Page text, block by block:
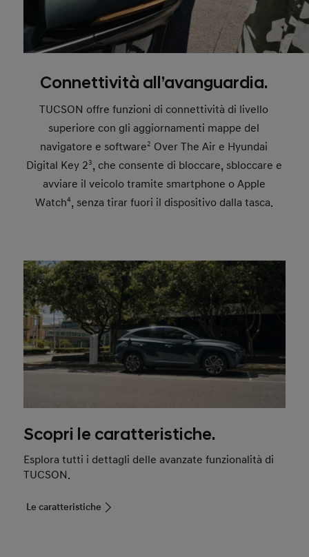
Connettività all’avanguardia.
TUCSON offre funzioni di connettività di livello
superiore con gli aggiornamenti mappe del
navigatore e software2 Over The Air e Hyundai
Digital Key 23, che consente di bloccare, sbloccare e
avviare il veicolo tramite smartphone o Apple
Watch4, senza tirar fuori il dispositivo dalla tasca.
Scopri le caratteristiche.
Esplora tutti i dettagli delle avanzate funzionalità di
TUCSON.
Le caratteristiche